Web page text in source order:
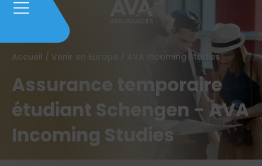
Accueil / Venir en Europe AVA Incoming Studies
Assurance temporaire
étudiant Schengen - AVA
Incoming Studies